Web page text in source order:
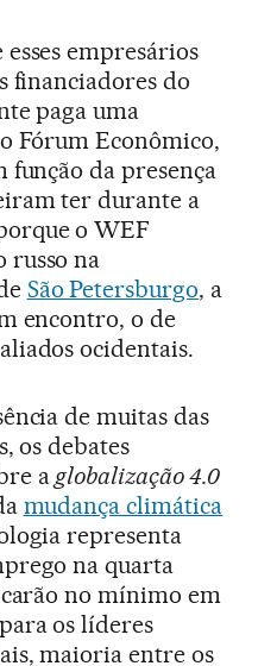
empresários
financiadores do
paga uma
Fórum Econômico,
função da presença
ter durante a
o WEF
russo na
São Petersburgo, a
encontro, o de
ocidentais.
de muitas das
os debates
aglobalização 4.0
mudança climática
representa
na quarta
no mínimo em
os líderes
maioria entre os